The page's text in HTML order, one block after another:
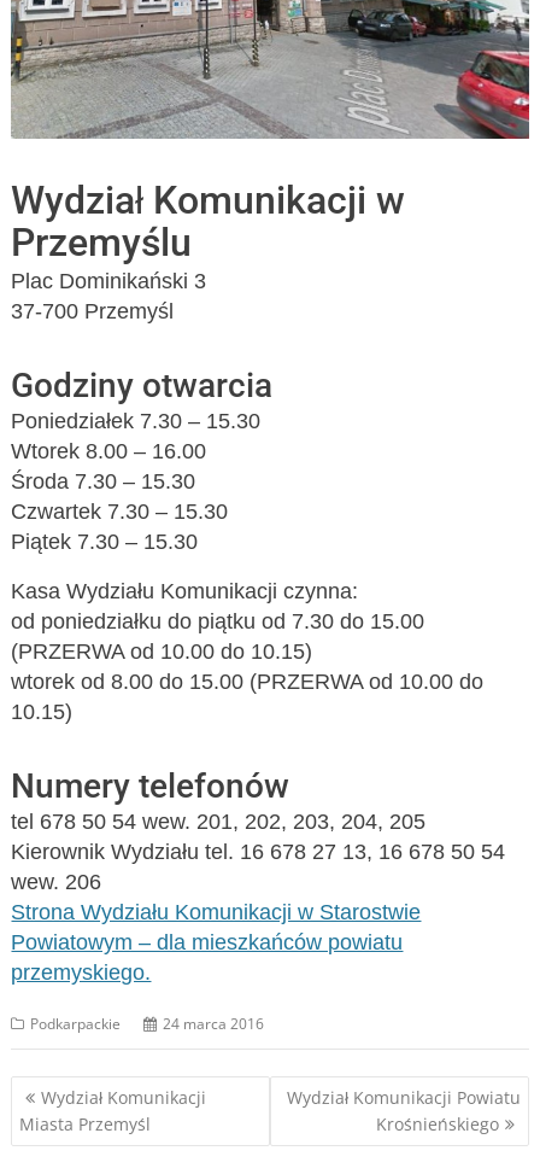
Wydział Komunikacji w
Przemyślu
Plac Dominikański 3
37-700 Przemyśl
Godziny otwarcia
Poniedziałek 7.30 – 15.30
Wtorek 8.00 – 16.00
Środa 7.30 – 15.30
Czwartek 7.30 – 15.30
Piątek 7.30 – 15.30
Kasa Wydziału Komunikacji czynna:
od poniedziałku do piątku od 7.30 do 15.00
(PRZERWA od 10.00 do 10.15)
wtorek od 8.00 do 15.00 (PRZERWA od 10.00 do
10.15)
Numery telefonów
tel 678 50 54 wew. 201, 202, 203, 204, 205
Kierownik Wydziału tel. 16 678 27 13, 16 678 50 54
wew. 206
Strona Wydziału Komunikacji w Starostwie
Powiatowym – dla mieszkańców powiatu
przemyskiego.
Podkarpackie 24 marca 2016
Nawigacja
wpisu
Wydział Komunikacji
Miasta Przemyśl
Wydział Komunikacji Powiatu
Krośnieńskiego